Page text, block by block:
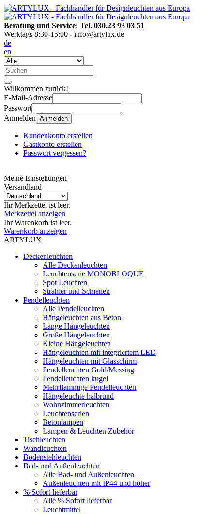
Beratung und Service: Tel. 030.23 93 03 51
Werktags 8:30-15:00 - info@artylux.de
de
en
Willkommen zurück!
E-Mail-Adresse
Passwort
Anmelden Anmelden
Kundenkonto erstellen
Gastkonto erstellen
Passwort vergessen?
Meine Einstellungen
Versandland
Ihr Merkzettel ist leer.
Merkzettel anzeigen
Ihr Warenkorb ist leer.
Warenkorb anzeigen
ARTYLUX
Deckenleuchten
Alle Deckenleuchten
Leuchtenserie MONOBLOQUE
Spot Leuchten
Strahler und Schienen
Pendelleuchten
Alle Pendelleuchten
Hängeleuchten aus Beton
Lange Hängeleuchten
Große Hängeleuchten
Kleine Hängeleuchten
Hängeleuchten mit integriertem LED
Hängeleuchten mit Glasschirm
Pendelleuchten Gold/Messing
Pendelleuchten kugel
Mehrflammige Pendelleuchten
Hängeleuchte halbrund
Wohnzimmerleuchten
Leuchtenserien
Betonlampen
Lampen & Leuchten Zubehör
Tischleuchten
Wandleuchten
Bodenstehleuchten
Bad- und Außenleuchten
Alle Bad- und Außenleuchten
Außenleuchten mit IP44 und höher
% Sofort lieferbar
Alle % Sofort lieferbar
Leuchtmittel